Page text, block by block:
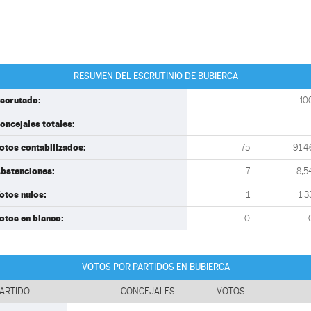
RESUMEN DEL ESCRUTINIO DE BUBIERCA
totales:
contabilizados: 75
7
nulos: 1
en blanco: 0
VOTOS POR PARTIDOS EN BUBIERCA
CONCEJALES VOTOS